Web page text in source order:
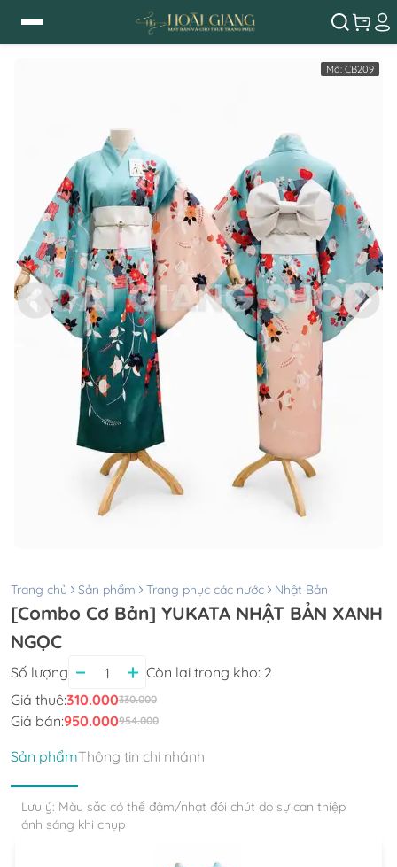
Mã: CB209
Trang chủ Sản phẩm Trang phục các nước Nhật Bản
[Combo Cơ Bản] YUKATA NHẬT BẢN XANH
NGỌC
Số lượng Còn lại trong kho: 2
Giá thuê:310.000330.000
Giá bán:950.000954.000
Sản phẩmThông tin chi nhánh
Lưu ý: Màu sắc có thể đậm/nhạt đôi chút do sự can thiệp
ánh sáng khi chụp